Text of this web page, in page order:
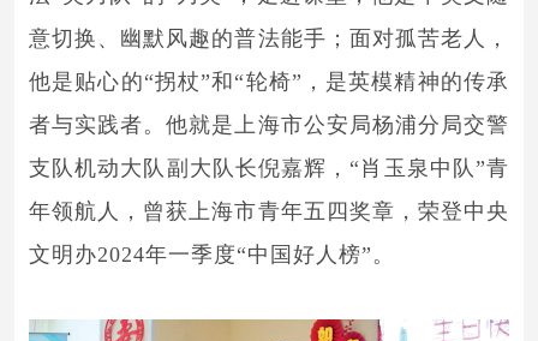
意切换、幽默风趣的普法能手；面对孤苦老人，
他是贴心的“拐杖”和“轮椅”，是英模精神的传承
者与实践者。他就是上海市公安局杨浦分局交警
支队机动大队副大队长倪嘉辉，“肖玉泉中队”青
年领航人，曾获上海市青年五四奖章，荣登中央
文明办2024年一季度“中国好人榜”。